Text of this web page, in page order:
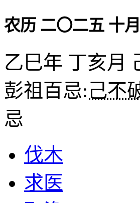
农历 二〇二五 十
乙巳年 丁亥月
彭祖百忌:己不
忌
伐木
求医